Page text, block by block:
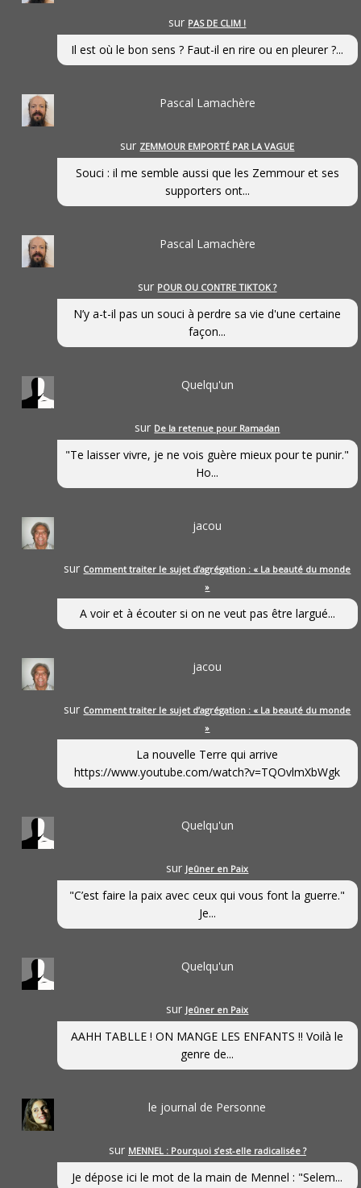
sur PAS DE CLIM !
Il est où le bon sens ? Faut-il en rire ou en pleurer ?...
Pascal Lamachère
sur ZEMMOUR EMPORTÉ PAR LA VAGUE
Souci : il me semble aussi que les Zemmour et ses
supporters ont...
Pascal Lamachère
sur POUR OU CONTRE TIKTOK ?
N’y a-t-il pas un souci à perdre sa vie d'une certaine
façon...
Quelqu'un
sur De la retenue pour Ramadan
"Te laisser vivre, je ne vois guère mieux pour te punir."
Ho...
jacou
sur Comment traiter le sujet d’agrégation : « La beauté du monde
»
A voir et à écouter si on ne veut pas être largué...
jacou
sur Comment traiter le sujet d’agrégation : « La beauté du monde
»
La nouvelle Terre qui arrive
https://www.youtube.com/watch?v=TQOvlmXbWgk
Quelqu'un
sur Jeûner en Paix
"C’est faire la paix avec ceux qui vous font la guerre."
Je...
Quelqu'un
sur Jeûner en Paix
AAHH TABLLE ! ON MANGE LES ENFANTS !! Voilà le
genre de...
le journal de Personne
sur MENNEL : Pourquoi s’est-elle radicalisée ?
Je dépose ici le mot de la main de Mennel : "Selem...